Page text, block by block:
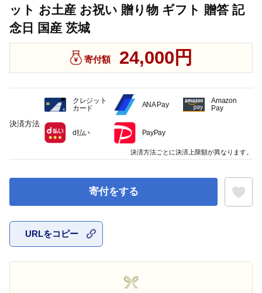
ット お土産 お祝い 贈り物 ギフト 贈答 記
念日 国産 茨城
寄付額 24,000円
寄付をする
URLをコピー
決済方法
クレジット
カード
ANA Pay
Amazon
Pay
d払い PayPay
決済方法ごとに決済上限額が異なります。